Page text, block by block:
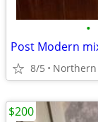
•
Post Modern
8/5 Northern
$200